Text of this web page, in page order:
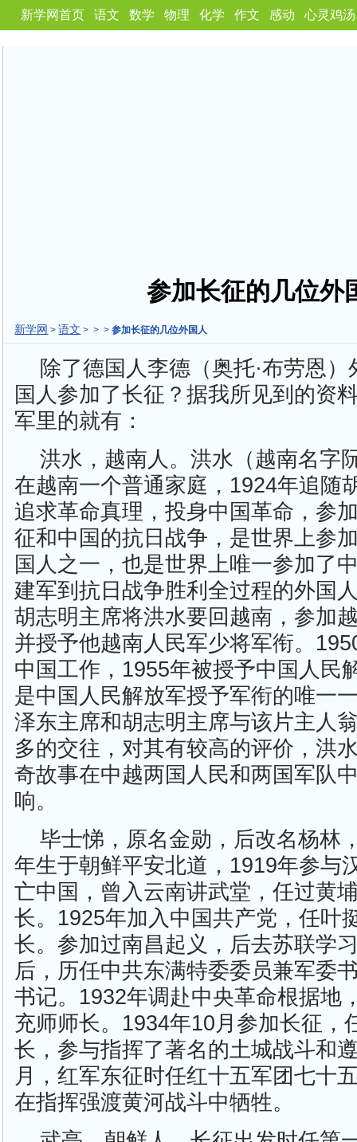
新学网首页 语文 数学 物理 化学 作文 感动 心灵鸡汤
参加长征的几位外
新学网 >语文 > > >参加长征的几位外国人
除了德国人李德（奥托·布劳恩
国人参加了长征？据我所见到的资
军里的就有：
洪水，越南人。洪水（越南名字
在越南一个普通家庭，1924年追随
追求革命真理，投身中国革命，参
征和中国的抗日战争，是世界上参
国人之一，也是世界上唯一参加了
建军到抗日战争胜利全过程的外国
胡志明主席将洪水要回越南，参加
并授予他越南人民军少将军衔。
中国工作，1955年被授予中国人民
是中国人民解放军授予军衔的唯一
泽东主席和胡志明主席与该片主人
多的交往，对其有较高的评价，洪
奇故事在中越两国人民和两国军队
响。
毕士悌，原名金勋，后改名杨林
年生于朝鲜平安北道，1919年参与
亡中国，曾入云南讲武堂，任过黄
长。1925年加入中国共产党，任叶
长。参加过南昌起义，后去苏联学
后，历任中共东满特委委员兼军委
书记。1932年调赴中央革命根据地
充师师长。1934年10月参加长征，
长，参与指挥了著名的土城战斗和
月，红军东征时任红十五军团七十
在指挥强渡黄河战斗中牺牲。